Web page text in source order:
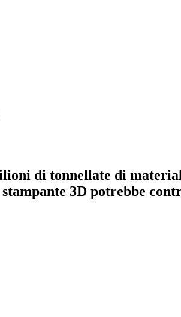
di tonnellate di
3D potrebbe